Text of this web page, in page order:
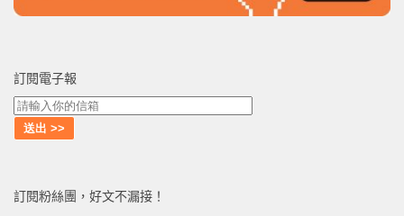
訂閱電子報
訂閱粉絲團，好文不漏接！